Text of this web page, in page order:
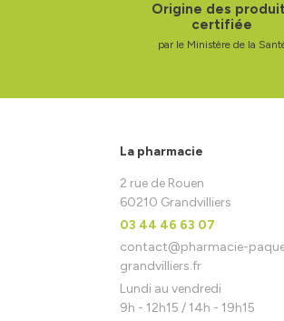
Origine des
certifiée
par le Ministère de la
La pharmacie
2 rue de Rouen
60210 Grandvilliers
03 44 46 63 07
contact@pharmacie-
grandvilliers.fr
Lundi au vendredi
9h - 12h15 / 14h - 19h15